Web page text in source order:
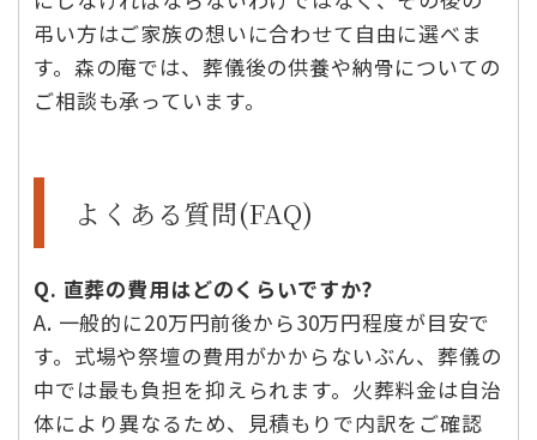
弔い方はご家族の想いに合わせて自由に選べま
す。森の庵では、葬儀後の供養や納骨についての
ご相談も承っています。
よくある質問(FAQ)
Q. 直葬の費用はどのくらいですか?
A. 一般的に20万円前後から30万円程度が目安で
す。式場や祭壇の費用がかからないぶん、葬儀の
中では最も負担を抑えられます。火葬料金は自治
体により異なるため、見積もりで内訳をご確認